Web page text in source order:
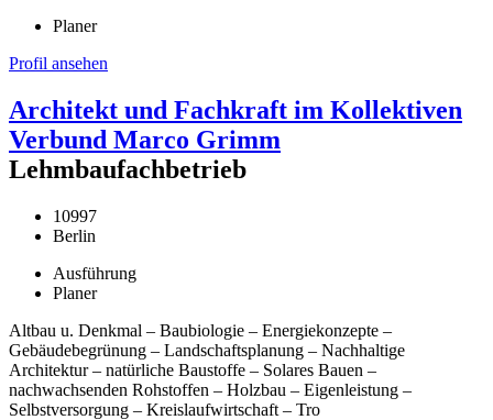
Planer
Profil ansehen
Architekt und Fachkraft im Kollektiven
Verbund Marco Grimm
Lehmbaufachbetrieb
10997
Berlin
Ausführung
Planer
Altbau u. Denkmal – Baubiologie – Energiekonzepte –
Gebäudebegrünung – Landschaftsplanung – Nachhaltige
Architektur – natürliche Baustoffe – Solares Bauen –
nachwachsenden Rohstoffen – Holzbau – Eigenleistung –
Selbstversorgung – Kreislaufwirtschaft – Tro